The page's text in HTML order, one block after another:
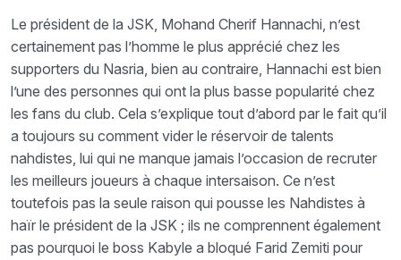
Le président de la JSK, Mohand Cherif Hannachi, n’est
certainement pas l’homme le plus apprécié chez les
supporters du Nasria, bien au contraire, Hannachi est bien
l’une des personnes qui ont la plus basse popularité chez
les fans du club. Cela s’explique tout d’abord par le fait qu’il
a toujours su comment vider le réservoir de talents
nahdistes, lui qui ne manque jamais l’occasion de recruter
les meilleurs joueurs à chaque intersaison. Ce n’est
toutefois pas la seule raison qui pousse les Nahdistes à
haïr le président de la JSK ; ils ne comprennent également
pas pourquoi le boss Kabyle a bloqué Farid Zemiti pour